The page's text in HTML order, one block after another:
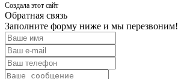
Создала этот сайт
Обратная связь
Заполните форму ниже и мы перезвоним!